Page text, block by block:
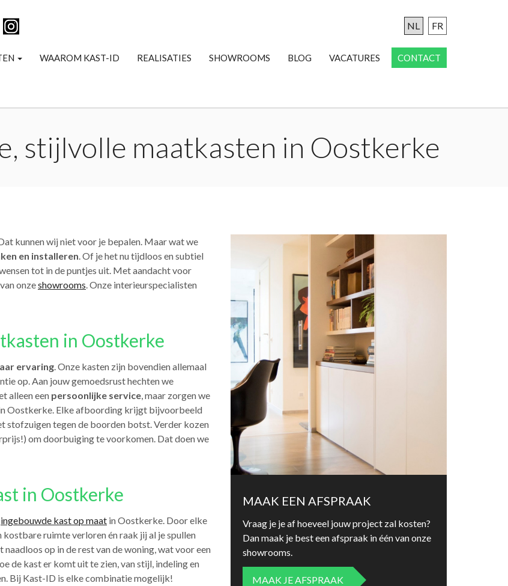
WAAROM KAST-ID REALISATIES SHOWROOMS BLOG VACATURES CONTACT
NL FR
stijlvolle maatkasten in Oostkerke
kunnen wij niet voor je bepalen. Maar wat we
en installeren. Of je het nu tijdloos en subtiel
tot in de puntjes uit. Met aandacht voor
onzeshowrooms. Onze interieurspecialisten
in Oostkerke
ervaring. Onze kasten zijn bovendien allemaal
op. Aan jouw gemoedsrust hechten we
alleen een persoonlijke service, maar zorgen we
Oostkerke. Elke afboording krijgt bijvoorbeeld
stofzuigen tegen de boorden botst. Verder kozen
om doorbuiging te voorkomen. Dat doen we
in Oostkerke
ingebouwde kast op maat in Oostkerke. Door elke
kostbare ruimte verloren én raak jij al je spullen
op in de rest van de woning, wat voor een
de kast er komt uit te zien, van stijl, indeling en
Bij Kast-ID is elke combinatie mogelijk!
MAAK EEN AFSPRAAK
Vraag je je af hoeveel jouw project zal kosten?
Dan maak je best een afspraak in één van onze
showrooms.
MAAK JE AFSPRAAK